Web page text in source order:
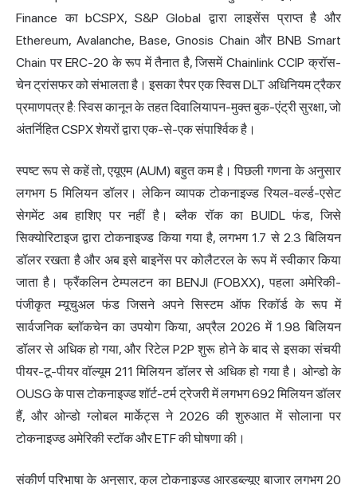
Finance का bCSPX, S&P Global द्वारा लाइसेंस प्राप्त है और
Ethereum, Avalanche, Base, Gnosis Chain और BNB Smart
Chain पर ERC-20 के रूप में तैनात है, जिसमें Chainlink CCIP क्रॉस-
चेन ट्रांसफर को संभालता है। इसका रैपर एक स्विस DLT अधिनियम ट्रैकर
प्रमाणपत्र है: स्विस कानून के तहत दिवालियापन-मुक्त बुक-एंट्री सुरक्षा, जो
अंतर्निहित CSPX शेयरों द्वारा एक-से-एक संपार्श्विक है।
स्पष्ट रूप से कहें तो, एयूएम (AUM) बहुत कम है। पिछली गणना के अनुसार
लगभग 5 मिलियन डॉलर। लेकिन व्यापक टोकनाइज्ड रियल-वर्ल्ड-एसेट
सेगमेंट अब हाशिए पर नहीं है। ब्लैक रॉक का BUIDLफंड, जिसे
सिक्योरिटाइज द्वारा टोकनाइज्ड किया गया है, लगभग 1.7 से 2.3 बिलियन
डॉलर रखता है और अब इसे बाइनेंस पर कोलैटरल के रूप में स्वीकार किया
जाता है। फ्रैंकलिन टेम्पलटन का BENJI (FOBXX), पहला अमेरिकी-
पंजीकृत म्यूचुअल फंड जिसने अपने सिस्टम ऑफ रिकॉर्ड के रूप में
सार्वजनिक ब्लॉकचेन का उपयोग किया, अप्रैल 2026 में 1.98 बिलियन
डॉलर से अधिक हो गया, और रिटेल P2P शुरू होने के बाद से इसका संचयी
पीयर-टू-पीयर वॉल्यूम 211 मिलियन डॉलर से अधिक हो गया है। ओन्डो के
OUSG के पास टोकनाइज्ड शॉर्ट-टर्म ट्रेजरी में लगभग 692 मिलियन डॉलर
हैं, और ओन्डो ग्लोबल मार्केट्स ने 2026 की शुरुआत में सोलाना पर
टोकनाइज्ड अमेरिकी स्टॉक और ETF की घोषणा की।
संकीर्ण परिभाषा के अनुसार, कुल टोकनाइज्ड आरडब्ल्यूए बाजार लगभग 20